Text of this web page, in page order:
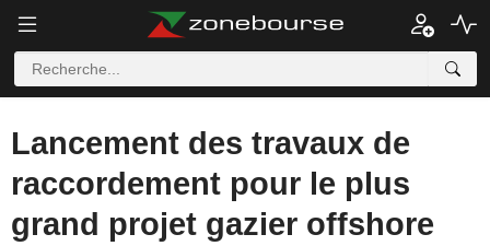
Lancement des travaux de
raccordement pour le plus
grand projet gazier offshore